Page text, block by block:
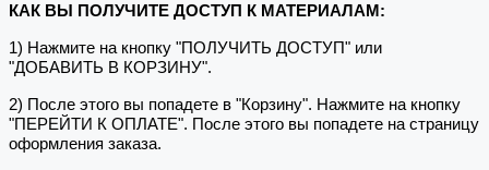
КАК ВЫ ПОЛУЧИТЕ ДОСТУП К МАТЕРИАЛАМ:
1) Нажмите на кнопку "ПОЛУЧИТЬ ДОСТУП" или
"ДОБАВИТЬ В КОРЗИНУ".
2) После этого вы попадете в "Корзину". Нажмите на кнопку
"ПЕРЕЙТИ К ОПЛАТЕ". После этого вы попадете на страницу
оформления заказа.